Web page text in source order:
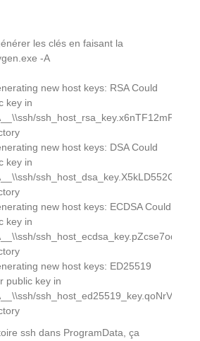
les clés en faisant la
-A
new host keys: RSA Could
key in
ssh_host_rsa_key.x6nTF12mPR:
new host keys: DSA Could
key in
ssh_host_dsa_key.X5kLD552GA:
new host keys: ECDSA Could
key in
ssh_host_ecdsa_key.pZcse7oqcM:
new host keys: ED25519
public key in
ssh dans ProgramData, ça